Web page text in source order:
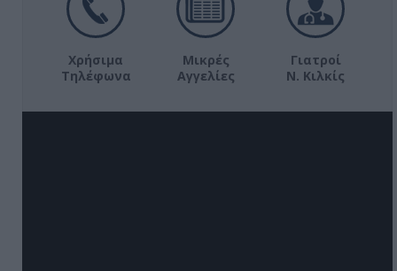
Χρήσιμα
Τηλέφωνα
Μικρές
Αγγελίες
Γιατροί
Ν. Κιλκίς